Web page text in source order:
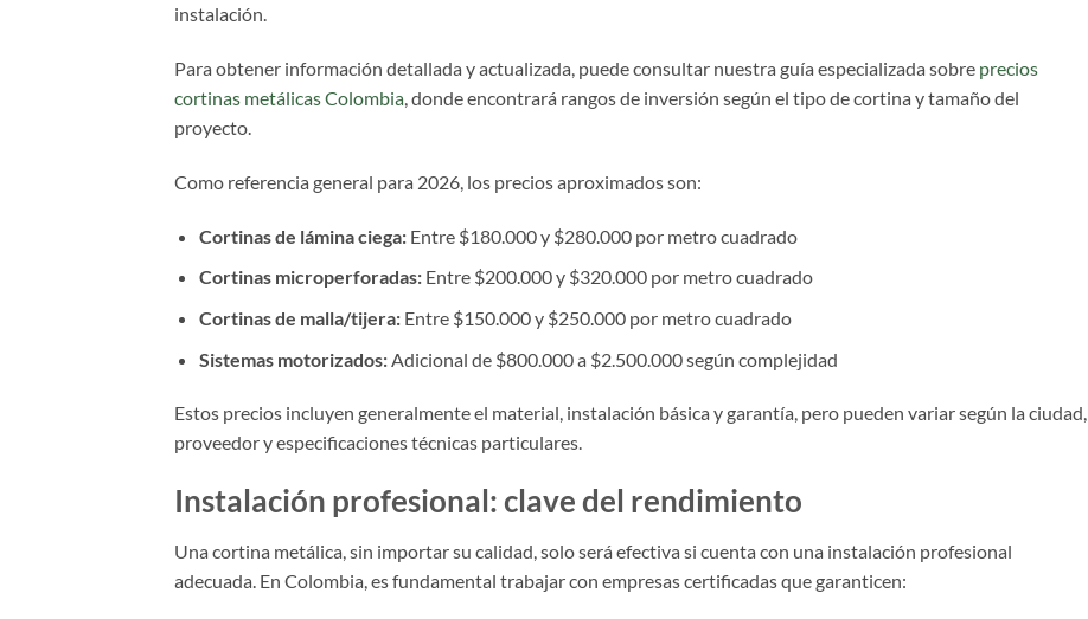
instalación.
Para obtener información detallada y actualizada, puede consultar nuestra guía especializada sobre precios
cortinas metálicas Colombia, donde encontrará rangos de inversión según el tipo de cortina y tamaño del
proyecto.
Como referencia general para 2026, los precios aproximados son:
Cortinas de lámina ciega:Entre $180.000 y $280.000 por metro cuadrado
Cortinas microperforadas:Entre $200.000 y $320.000 por metro cuadrado
Cortinas de malla/tijera:Entre $150.000 y $250.000 por metro cuadrado
Sistemas motorizados:Adicional de $800.000 a $2.500.000 según complejidad
Estos precios incluyen generalmente el material, instalación básica y garantía, pero pueden variar según la ciudad,
proveedor y especificaciones técnicas particulares.
Instalación profesional: clave del rendimiento
Una cortina metálica, sin importar su calidad, solo será efectiva si cuenta con una instalación profesional
adecuada. En Colombia, es fundamental trabajar con empresas certificadas que garanticen: